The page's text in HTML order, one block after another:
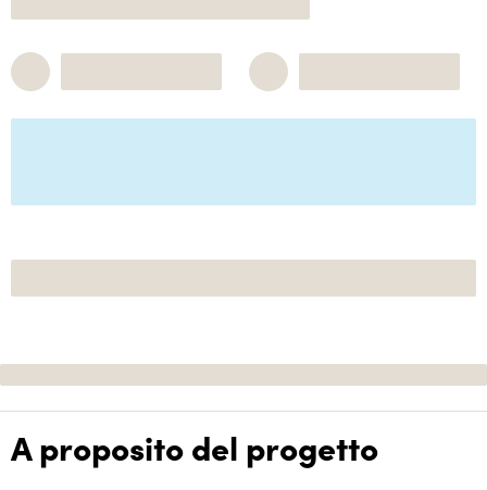
A proposito del progetto